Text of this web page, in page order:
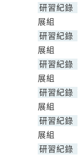
研習紀錄
展組
研習紀錄
展組
研習紀錄
展組
研習紀錄
展組
研習紀錄
展組
研習紀錄